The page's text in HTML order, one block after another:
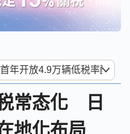
常态化 日
地化布局